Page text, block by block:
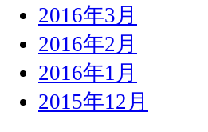
2016年3月
2016年2月
2016年1月
2015年12月